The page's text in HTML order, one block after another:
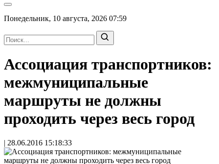
Понедельник, 10 августа, 2026 07:59
Ассоциация транспортников:
межмуниципальные
маршруты не должны
проходить через весь город
| 28.06.2016 15:18:33